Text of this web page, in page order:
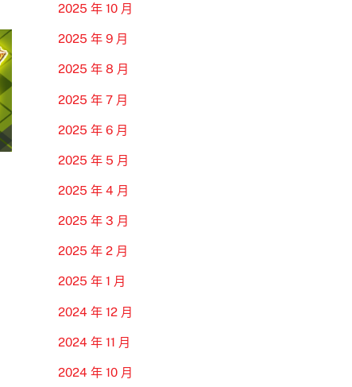
2025 年 10 月
2025 年 9 月
2025 年 8 月
2025 年 7 月
2025 年 6 月
2025 年 5 月
2025 年 4 月
2025 年 3 月
2025 年 2 月
2025 年 1 月
2024 年 12 月
2024 年 11 月
2024 年 10 月